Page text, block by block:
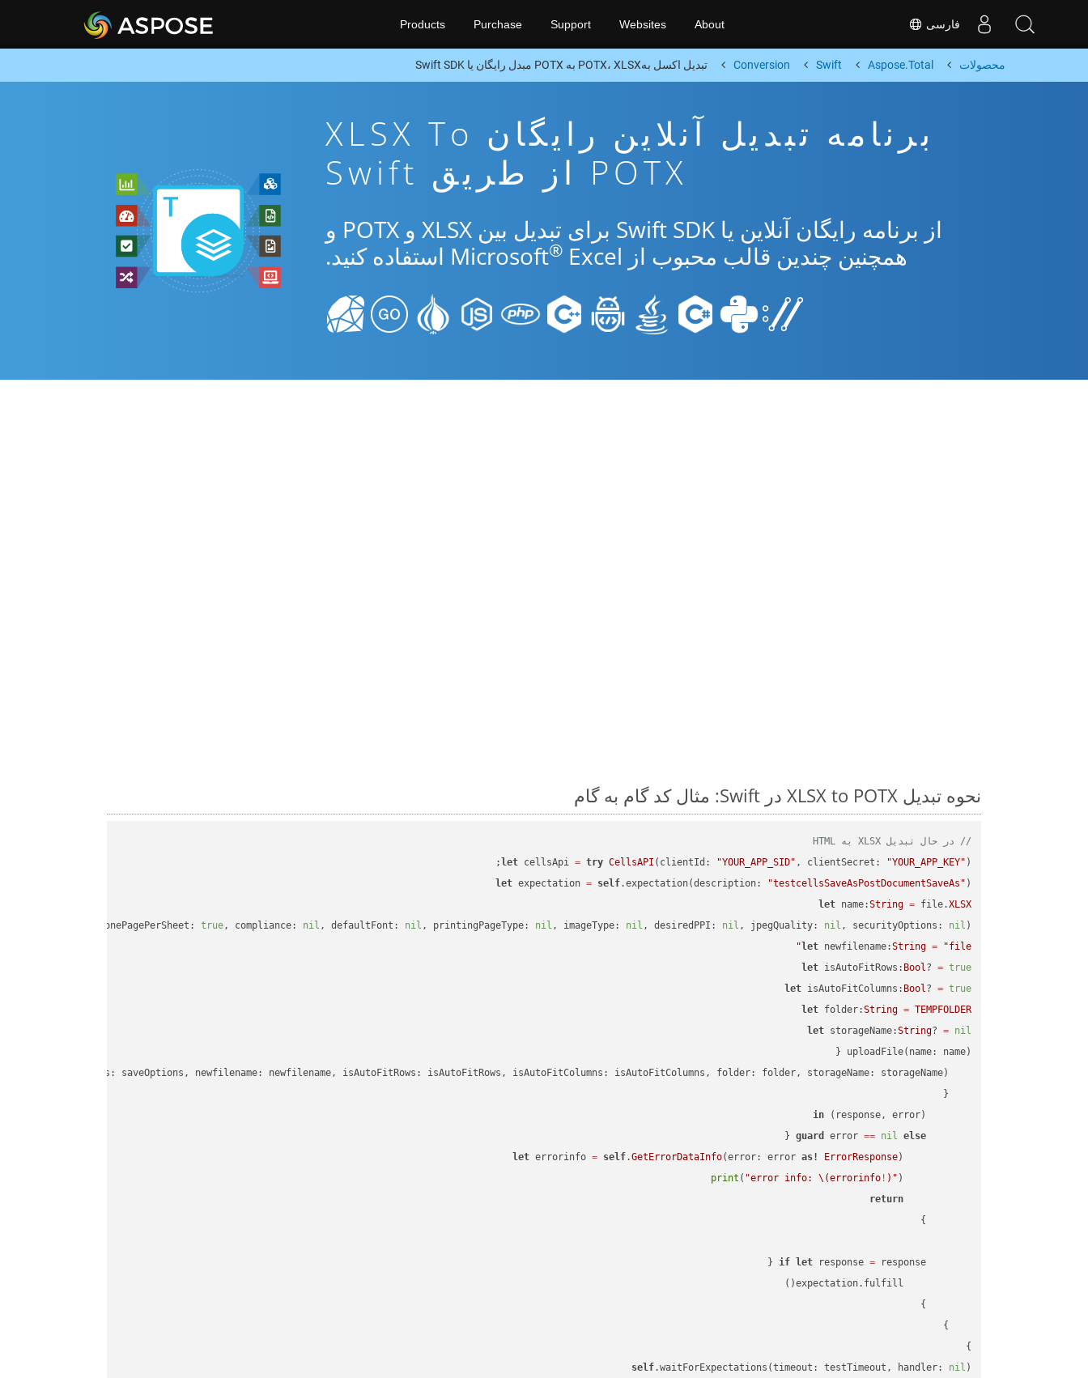
فارسی Products Purchase Support Websites About
محصولات Aspose.Total
Swift
Conversion تبدیل اکسل بهPOTX، XLSX به POTX مبدل رایگان یا Swift SDK
برنامه تبدیل آنلاین رایگان XLSX To
POTX از طریق Swift
از برنامه رایگان آنلاین یا Swift SDK برای تبدیل بین XLSX و POTX و
همچنین چندین قالب محبوب از Microsoft
® Excel استفاده کنید.
نحوه تبدیل XLSX to POTX در Swift: مثال کد گام به گام
// در حال تبدیل XLSX به HTML
let cellsApi = try CellsAPI (clientId: "YOUR_APP_SID" , clientSecret: "YOUR_APP_KEY" );
let expectation = self.expectation(description: "testcellsSaveAsPostDocumentSaveAs" )
let name:String = file.XLSX
, onePagePerSheet: true, compliance: nil , defaultFont: nil , printingPageType: nil , imageType: nil , desiredPPI: nil , jpegQuality: nil , securityOptions: nil )
let newfilename:String =
"file"
let isAutoFitRows: Bool? = true
let isAutoFitColumns: Bool? = true
let folder:String = TEMPFOLDER
let storageName:String? = nil
        (response, error)
in
guard
error == nil else
let errorinfo = self.GetErrorDataInfo(error: error as! ErrorResponse
print ( "error info: \(errorinfo! ) "
return
if let response =
}
self.waitForExpectations(timeout: testTimeout, handler: nil